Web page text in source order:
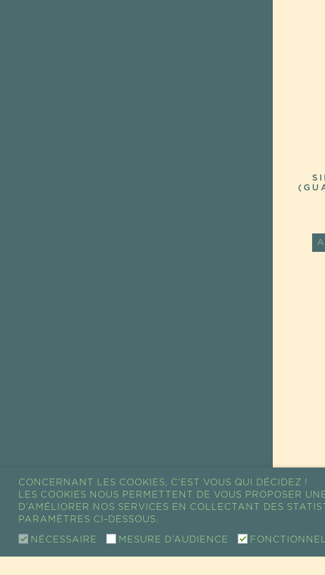
CONCERNANT LES COOKIES, C’EST VOUS QUI DÉCIDEZ !
LES COOKIES NOUS PERMETTENT DE VOUS PROPOSER
D’AMÉLIORER NOS SERVICES EN COLLECTANT DES
PARAMÈTRES CI-DESSOUS.
NÉCESSAIRE MESURE D’AUDIENCE FONCTIONNEL